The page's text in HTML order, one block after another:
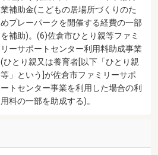
業補助金(こどもの居場所づくりのた
めプレーパークを開催する経費の一部
を補助)。(6)佐倉市ひとり親等ファミ
リーサポートセンター利用料助成事業
(ひとり親又は養育者[以下「ひとり親
等」という]が佐倉市ファミリーサポ
ートセンター事業を利用した場合の利
用料の一部を助成する)。